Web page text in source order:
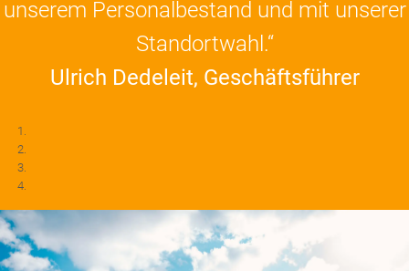
unserem Personalbestand und mit unserer
Standortwahl.“
Ulrich Dedeleit, Geschäftsführer